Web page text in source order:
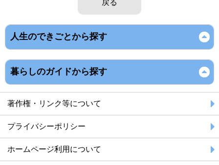
戻る
人生のできごとから探す
暮らしのガイドから探す
著作権・リンク等について
プライバシーポリシー
ホームページ利用について